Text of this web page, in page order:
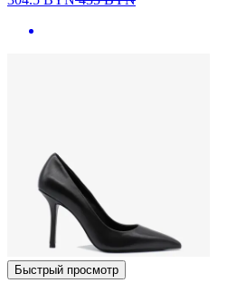
Быстрый просмотр